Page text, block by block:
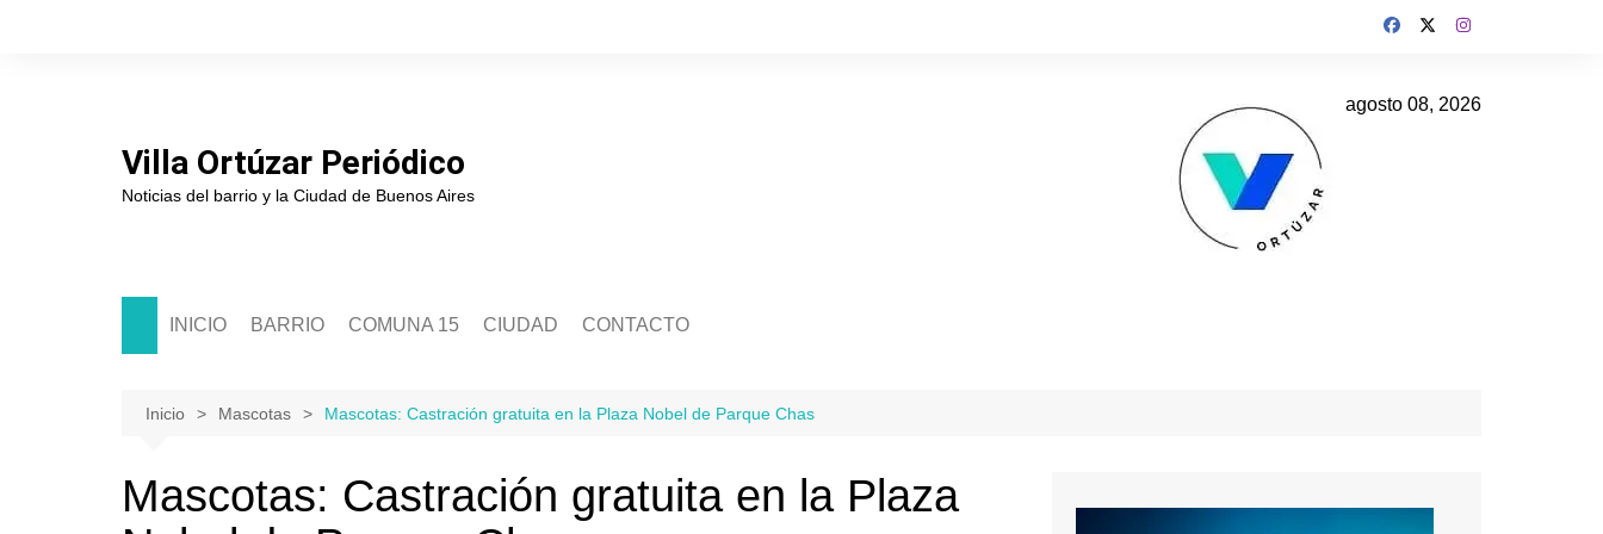
Villa Ortúzar Periódico
Noticias del barrio y la Ciudad de Buenos Aires
agosto 08, 2026
INICIO BARRIO
Junta de Estudios Históricos
Escuelas
COMUNA 15
Junta Comunal 15
CIUDAD
Ecología
Justicia
Política
Economía
Cultura
CONTACTO
Inicio Mascotas Mascotas: Castración gratuita en la Plaza Nobel de Parque Chas
Mascotas: Castración gratuita en la Plaza